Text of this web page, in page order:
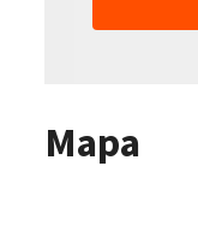
Mapa